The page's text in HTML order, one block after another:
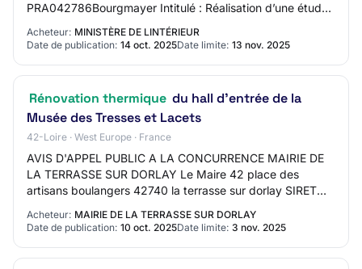
PRA042786Bourgmayer Intitulé : Réalisation d’une étude
sur la rénovation thermique, é…
Acheteur: MINISTÈRE DE LINTÉRIEUR
Date de publication: 14 oct. 2025Date limite: 13 nov. 2025
Rénovation thermique du hall d'entrée de la
Musée des Tresses et Lacets
42-Loire · West Europe · France
AVIS D'APPEL PUBLIC A LA CONCURRENCE MAIRIE DE
LA TERRASSE SUR DORLAY Le Maire 42 place des
artisans boulangers 42740 la terrasse sur dorlay SIRET
L'avis…
Acheteur: MAIRIE DE LA TERRASSE SUR DORLAY
Date de publication: 10 oct. 2025Date limite: 3 nov. 2025